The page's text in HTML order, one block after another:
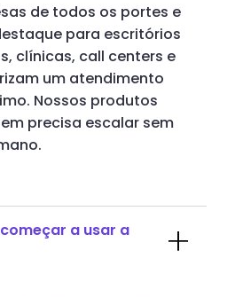
de todos os portes e
para escritórios
clínicas, call centers e
um atendimento
Nossos produtos
precisa escalar sem
a usar a